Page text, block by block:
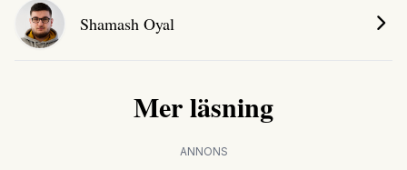
Shamash Oyal
Mer läsning
ANNONS